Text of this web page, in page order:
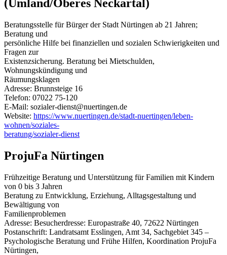
(Umland/Oberes Neckartal)
Beratungsstelle für Bürger der Stadt Nürtingen ab 21 Jahren;
Beratung und
persönliche Hilfe bei finanziellen und sozialen Schwierigkeiten und
Fragen zur
Existenzsicherung. Beratung bei Mietschulden,
Wohnungskündigung und
Räumungsklagen
Adresse: Brunnsteige 16
Telefon: 07022 75-120
E-Mail: sozialer-dienst@nuertingen.de
Website: https://www.nuertingen.de/stadt-nuertingen/leben-
wohnen/soziales-
beratung/sozialer-dienst
ProjuFa Nürtingen
Frühzeitige Beratung und Unterstützung für Familien mit Kindern
von 0 bis 3 Jahren
Beratung zu Entwicklung, Erziehung, Alltagsgestaltung und
Bewältigung von
Familienproblemen
Adresse: Besucherdresse: Europastraße 40, 72622 Nürtingen
Postanschrift: Landratsamt Esslingen, Amt 34, Sachgebiet 345 –
Psychologische Beratung und Frühe Hilfen, Koordination ProjuFa
Nürtingen,